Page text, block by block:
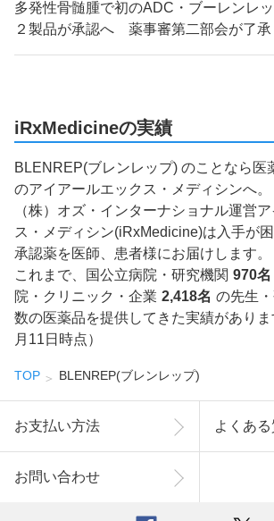
多発性骨髄腫で初のADC・ブーレンレ
２製品が承認へ 薬事審第二部会が了承
iRxMedicineの実績
BLENREP(ブレンレップ) のことなら医
のアイアールエックス・メディシンへ。
（株）オズ・インターナショナル運営
ス・メディシン(iRxMedicine)は入手が
承認薬を医師、患者様にお届けします。
これまで、国公立病院・研究機関 970名
院・クリニック・企業 2,418名 の先生
数の医薬品を提供してきた実績があり
月11日時点）
TOP BLENREP(ブレンレップ)
お支払い方法 よくある
お問い合わせ